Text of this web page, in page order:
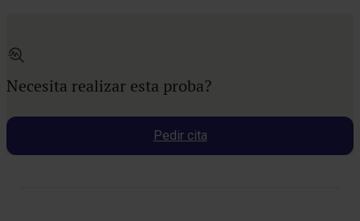
Necesita realizar esta proba?
Pedir cita